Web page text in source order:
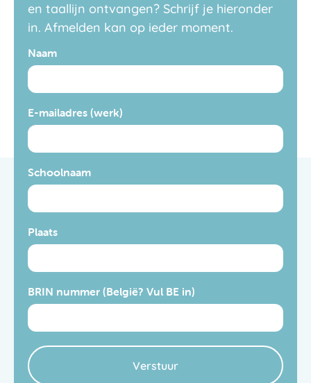
en taallijn ontvangen? Schrijf je hieronder
in. Afmelden kan op ieder moment.
Naam
E-mailadres (werk)
Schoolnaam
Plaats
BRIN nummer (België? Vul BE in)
Verstuur